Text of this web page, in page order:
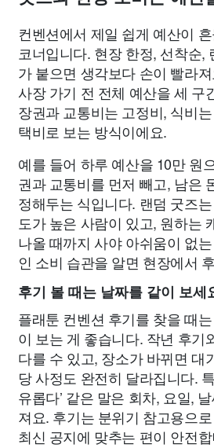
컨벤션에서 제일 쉽게 예산이
코너입니다. 현장 한정, 선착순,
가 붙으면 생각보다 손이 빨라
사장 가기 전 전체 예산을 세 구
장권과 교통비는 고정비, 식비
택비로 보는 방식이에요.
예를 들어 하루 예산을 10만 원
권과 교통비를 먼저 빼고, 남은
정해두는 식입니다. 랜덤 굿즈
도가 높은 사람이 있고, 원하는
나올 때까지 사야 아쉬움이 없
인 소비 습관을 알면 현장에서
후기 볼 때는 날짜를 같이 보세
플래툰 컨벤션 후기를 찾을 때
이 보는 게 좋습니다. 작년 후기
다를 수 있고, 장소가 바뀌면 대
당 사정도 완전히 달라집니다.
유롭다’ 같은 말은 회차, 요일,
져요. 후기는 분위기 참고용으
최신 공지에 맞추는 편이 안전